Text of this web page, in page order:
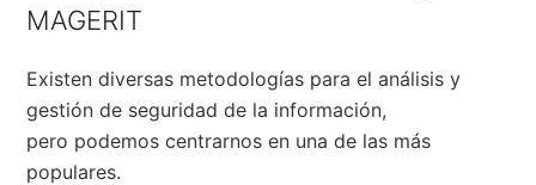
MAGERIT
Existen diversas metodologías para el análisis y
gestión de seguridad de la información,
pero podemos centrarnos en una de las más
populares.